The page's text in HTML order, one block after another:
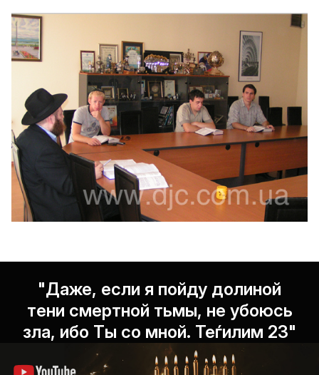
"Даже, если я пойду долиной
тени смертной тьмы, не убоюсь
зла, ибо Ты со мной. Теѓилим 23"